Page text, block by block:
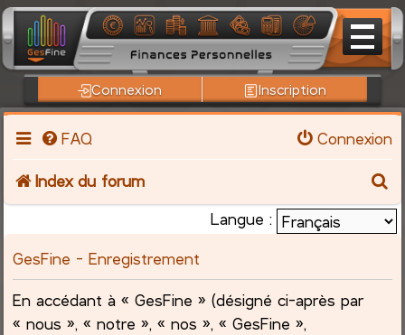
Connexion Inscription
FAQ Connexion
Index du forum
e
Langue :
GesFine - Enregistrement
En accédant à « GesFine » (désigné ci-après par
« nous », « notre », « nos », « GesFine »,